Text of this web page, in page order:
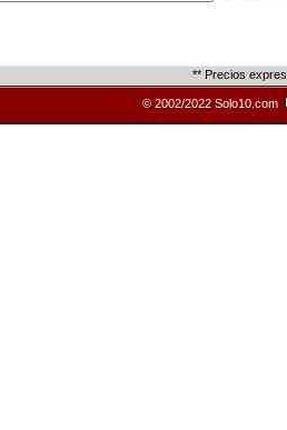
** Precios
© 2002/2022 Solo10.com